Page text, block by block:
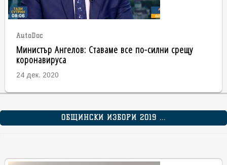
AutoDoc
Министър Ангелов: Ставаме все по-силни срещу
коронавируса
24 дек. 2020
ОБЩИНСКИ ИЗБОРИ 2019 ...